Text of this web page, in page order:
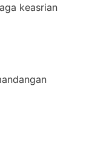
keasrian